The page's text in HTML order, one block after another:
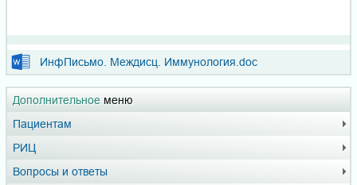
Дополнительное меню
Пациентам
РИЦ
Вопросы и ответы
ИнфПисьмо. Междисц. Иммунология.doc